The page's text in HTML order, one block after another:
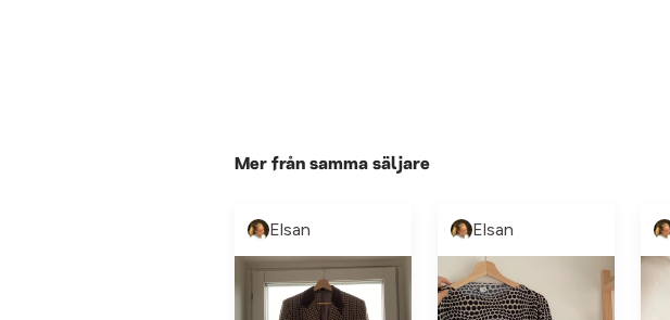
Mer från samma säljare
Elsan Elsan